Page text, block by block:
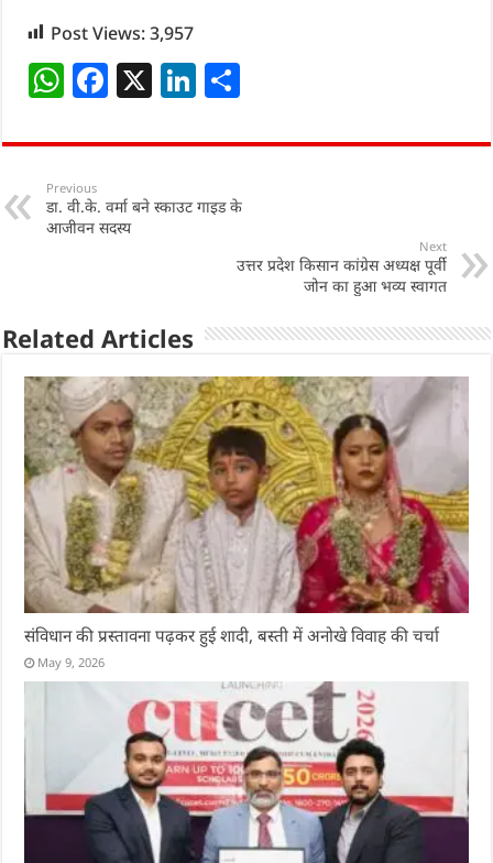
Post Views:3,957
W
at
s
A
F
c
e
b
k
X Li
k
dI
ar
Previous
डा. वी.के. वर्मा बने स्काउट गाइड के
आजीवन सदस्य
Next
उत्तर प्रदेश किसान कांग्रेस अध्यक्ष पूर्वी
जोन का हुआ भव्य स्वागत
Related Articles
संविधान की प्रस्तावना पढ़कर हुई शादी, बस्ती में अनोखे विवाह की चर्चा
May 9, 2026